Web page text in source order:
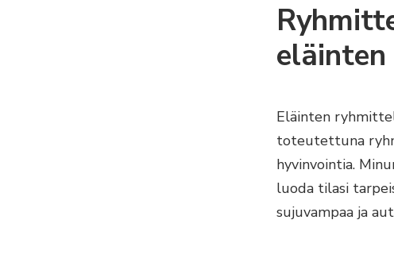
Eläinten
toteutettuna
hyvinvointia.
luoda tilasi
sujuvampaa ja